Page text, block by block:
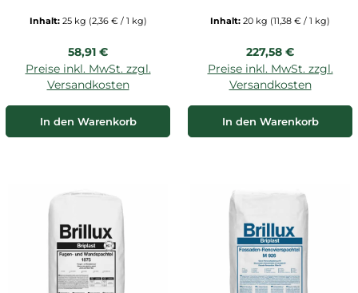
Inhalt: 25 kg (2,36 € / 1 kg)
Regulärer Preis:
58,91 €
Preise inkl. MwSt. zzgl.
Versandkosten
In den Warenkorb
Inhalt: 20 kg (11,38 € / 1 kg)
Regulärer Preis:
227,58 €
Preise inkl. MwSt. zzgl.
Versandkosten
In den Warenkorb